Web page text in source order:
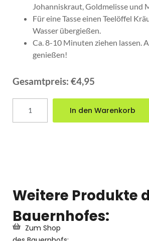
Johanniskraut, Goldmelisse und
Für eine Tasse einen Teelöffel
Wasser übergießen.
Ca. 8-10 Minuten ziehen lassen.
genießen!
4,95
Gesamtpreis: €4,95
In den Warenkorb
Weitere Produkte
Bauernhofes:
Zum Shop